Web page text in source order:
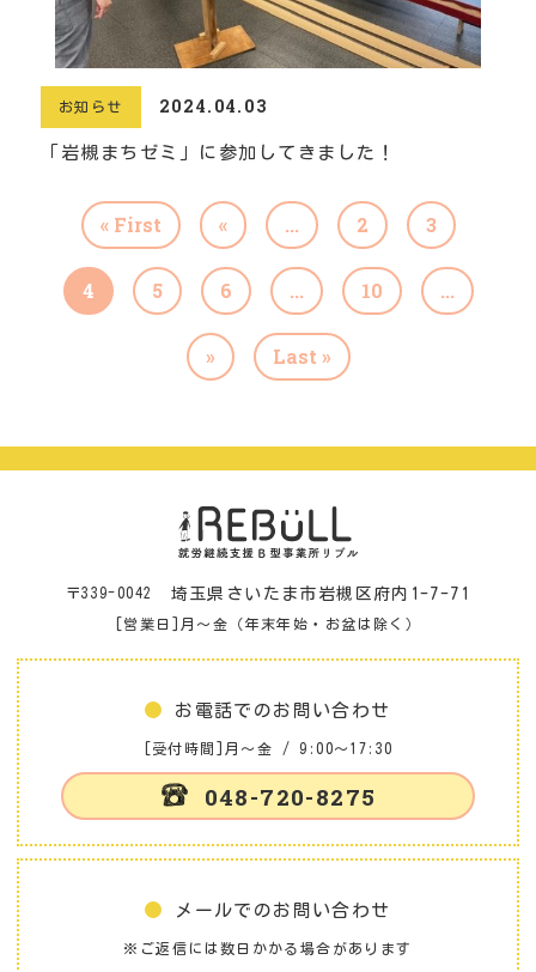
お知らせ 2024.04.03
「岩槻まちゼミ」に参加してきました！
« First « ... 2 3
4 5 6 ... 10 ...
» Last »
〒339-0042 埼玉県さいたま市岩槻区府内1-7-71
[営業日]月～金（年末年始・お盆は除く）
お電話でのお問い合わせ
[受付時間]月～金 / 9:00～17:30
048-720-8275
メールでのお問い合わせ
※ご返信には数日かかる場合があります